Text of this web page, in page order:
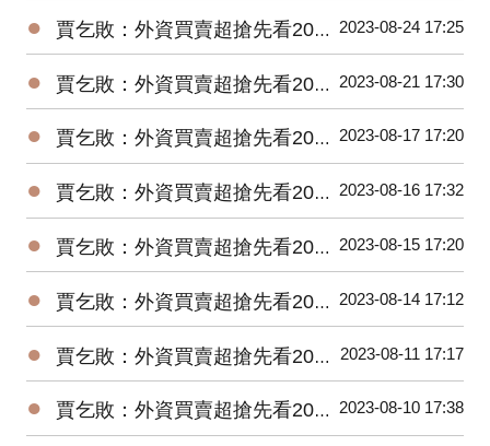
● 賈乞敗：外資買賣超搶先看20230824 2023-08-24 17:25
● 賈乞敗：外資買賣超搶先看20230821 2023-08-21 17:30
● 賈乞敗：外資買賣超搶先看20230817 2023-08-17 17:20
● 賈乞敗：外資買賣超搶先看20230816 2023-08-16 17:32
● 賈乞敗：外資買賣超搶先看20230815 2023-08-15 17:20
● 賈乞敗：外資買賣超搶先看20230814 2023-08-14 17:12
● 賈乞敗：外資買賣超搶先看20230811 2023-08-11 17:17
● 賈乞敗：外資買賣超搶先看20230810 2023-08-10 17:38